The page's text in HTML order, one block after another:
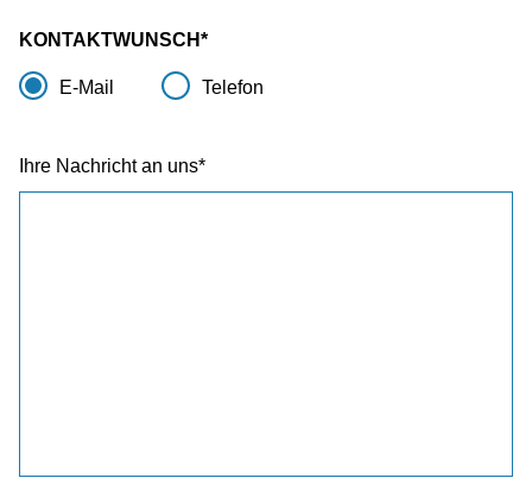
KONTAKTWUNSCH
E-Mail Telefon
Ihre Nachricht an uns